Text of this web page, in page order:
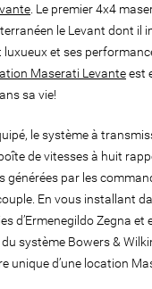
. Le premier 4x4
le Levant dont il
et ses
Maserati Levanteest
sa vie!
le système à
de vitesses à huit
générées par les
En vous installant
d’Ermenegildo Zegna et
système Bowers &
unique d’une location